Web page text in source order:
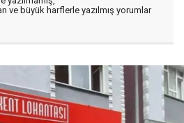
ve büyük harflerle yazılmış yorumlar